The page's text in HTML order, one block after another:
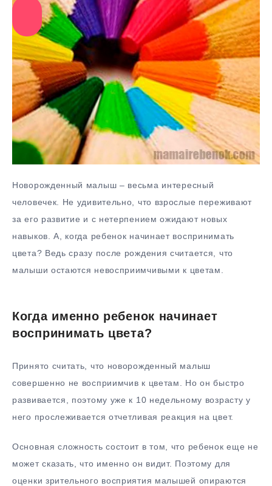
Новорожденный малыш – весьма интересный
человечек. Не удивительно, что взрослые переживают
за его развитие и с нетерпением ожидают новых
навыков. А, когда ребенок начинает воспринимать
цвета? Ведь сразу после рождения считается, что
малыши остаются невосприимчивыми к цветам.
Когда именно ребенок начинает
воспринимать цвета?
Принято считать, что новорожденный малыш
совершенно не восприимчив к цветам. Но он быстро
развивается, поэтому уже к 10 недельному возрасту у
него прослеживается отчетливая реакция на цвет.
Основная сложность состоит в том, что ребенок еще не
может сказать, что именно он видит. Поэтому для
оценки зрительного восприятия малышей опираются